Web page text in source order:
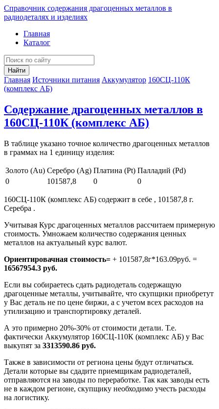
Справочник содержания драгоценных металлов в
радиодеталях и изделиях
Главная
Каталог
Найти
Главная Источники питания Аккумулятор 160СЦ-110К
(комплекс АБ)
Содержание драгоценных металлов в
160СЦ-110К (комплекс АБ)
В таблице указано точное количество драгоценных металлов
в граммах на 1 единицу изделия:
Золото (Au) Серебро (Ag) Платина (Pt) Палладий (Pd)
0
101587,8 0 0
160СЦ-110К (комплекс АБ) содержит в себе , 101587,8 г.
Серебра .
Учитывая Курс драгоценных металлов рассчитаем примерную
стоимость. Умножаем количество содержания ценных
металлов на актуальный курс валют.
Ориентировачная стоимость= + 101587,8г*163.09руб. =
16567954.3 руб.
Если вы собираетесь сдать радиодеталь содержащую
драгоценные металлы, учитывайте, что скупщики приобретут
у Вас деталь не по цене биржи, а с учетом всех расходов на
утилизацию и транспортировку деталей.
А это примерно 20%-30% от стоимости детали. Т.е.
фактически Аккумулятор 160СЦ-110К (комплекс АБ) у Вас
выкупят за 3313590.86 руб.
Также в зависимости от региона цены будут отличаться.
Детали которые вы сдадите приемщикам радиодеталей,
отправляются на заводы по переработке. Так как заводы есть
не в каждом регионе, скупщику необходимо учесть расходы
на логистику.